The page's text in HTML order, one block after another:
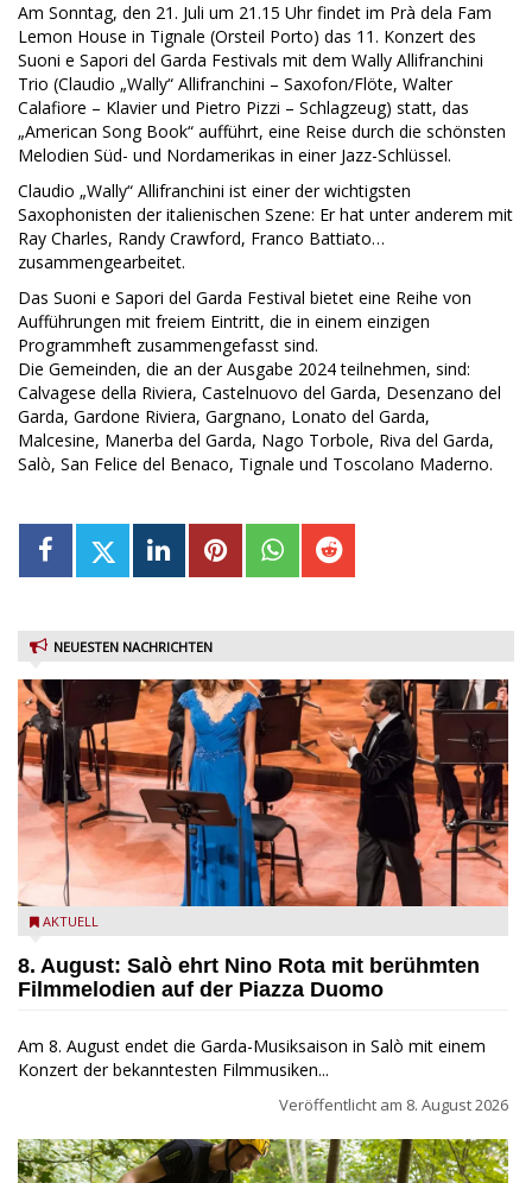
Am Sonntag, den 21. Juli um 21.15 Uhr findet im Prà dela Fam
Lemon House in Tignale (Orsteil Porto) das 11. Konzert des
Suoni e Sapori del Garda Festivals mit dem Wally Allifranchini
Trio (Claudio „Wally“ Allifranchini – Saxofon/Flöte, Walter
Calafiore – Klavier und Pietro Pizzi – Schlagzeug) statt, das
„American Song Book“ aufführt, eine Reise durch die schönsten
Melodien Süd- und Nordamerikas in einer Jazz-Schlüssel.
Claudio „Wally“ Allifranchini ist einer der wichtigsten
Saxophonisten der italienischen Szene: Er hat unter anderem mit
Ray Charles, Randy Crawford, Franco Battiato…
zusammengearbeitet.
Das Suoni e Sapori del Garda Festival bietet eine Reihe von
Aufführungen mit freiem Eintritt, die in einem einzigen
Programmheft zusammengefasst sind.
Die Gemeinden, die an der Ausgabe 2024 teilnehmen, sind:
Calvagese della Riviera, Castelnuovo del Garda, Desenzano del
Garda, Gardone Riviera, Gargnano, Lonato del Garda,
Malcesine, Manerba del Garda, Nago Torbole, Riva del Garda,
Salò, San Felice del Benaco, Tignale und Toscolano Maderno.
NEUESTEN NACHRICHTEN
Estate Musicale del Garda: Salò ehrt Nino Rota
AKTUELL
8. August: Salò ehrt Nino Rota mit berühmten
Filmmelodien auf der Piazza Duomo
Am 8. August endet die Garda-Musiksaison in Salò mit einem
Konzert der bekanntesten Filmmusiken...
Veröffentlicht am 8. August 2026